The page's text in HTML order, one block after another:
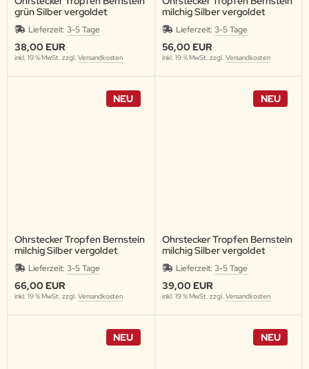
grün Silber vergoldet
Lieferzeit: 3-5 Tage
38,00 EUR
inkl. 19 % MwSt. zzgl. Versandkosten
milchig Silber vergoldet
Lieferzeit: 3-5 Tage
56,00 EUR
inkl. 19 % MwSt. zzgl. Versandkosten
NEU
Ohrstecker Tropfen Bernstein
milchig Silber vergoldet
Lieferzeit: 3-5 Tage
66,00 EUR
inkl. 19 % MwSt. zzgl. Versandkosten
NEU
Ohrstecker Tropfen Bernstein
milchig Silber vergoldet
Lieferzeit: 3-5 Tage
39,00 EUR
inkl. 19 % MwSt. zzgl. Versandkosten
NEU NEU